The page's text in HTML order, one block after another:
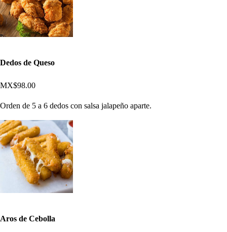
Dedos de Queso
MX$98.00
Orden de 5 a 6 dedos con salsa jalapeño aparte.
Aros de Cebolla